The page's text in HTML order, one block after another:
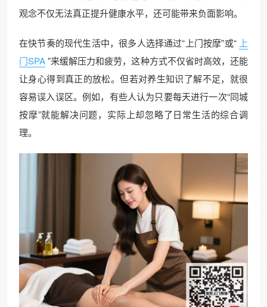
观念不仅无法真正提升健康水平，还可能带来负面影响。
在快节奏的现代生活中，很多人选择通过“上门按摩”或“ 上
门SPA”来缓解压力和疲劳，这种方式不仅省时高效，还能
让身心得到真正的放松。但若对养生知识了解不足，就很
容易误入误区。例如，有些人认为只要每天进行一次“同城
按摩”就能解决问题，实际上却忽略了日常生活的综合调
理。